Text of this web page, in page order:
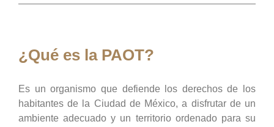
¿Qué es la PAOT?
Es un organismo que defiende los derechos de los
habitantes de la Ciudad de México, a disfrutar de un
ambiente adecuado y un territorio ordenado para su